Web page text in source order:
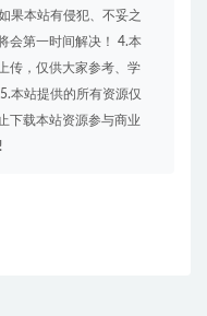
果本站有侵犯、不妥之
会第一时间解决！ 4.本
传，仅供大家参考、学
本站提供的所有资源仅
下载本站资源参与商业